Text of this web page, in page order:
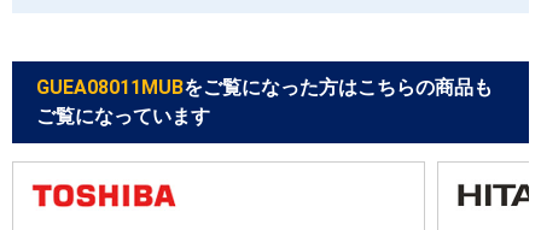
GUEA08011MUBをご覧になった方はこちらの商品も
ご覧になっています